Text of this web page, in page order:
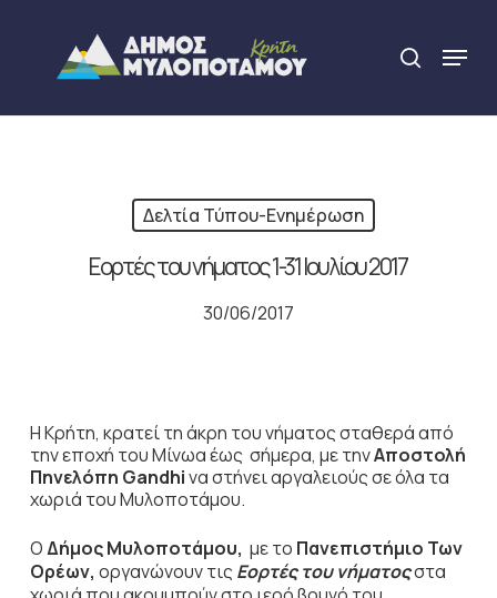
content
search
Menu
Δελτία Τύπου-Ενημέρωση
Εορτές του νήματος 1-31 Ιουλίου 2017
30/06/2017
Η Κρήτη, κρατεί τη άκρη του νήματος σταθερά από
την εποχή του Μίνωα έως σήμερα, με τηνΑποστολή
Πηνελόπη Gandhiνα στήνει αργαλειούς σε όλα τα
χωριά του Μυλοποτάμου.
ΟΔήμος Μυλοποτάμου, με το Πανεπιστήμιο Των
Ορέων, οργανώνουν τις Εορτές του νήματοςστα
Close